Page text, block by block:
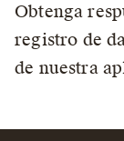
Obtenga
registro de
de nuestra